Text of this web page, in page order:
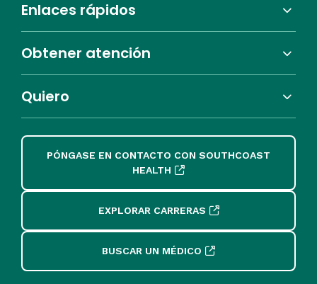
Enlaces rápidos
Obtener atención
Quiero
PÓNGASE EN CONTACTO CON SOUTHCOAST
HEALTH
EXPLORAR CARRERAS
BUSCAR UN MÉDICO